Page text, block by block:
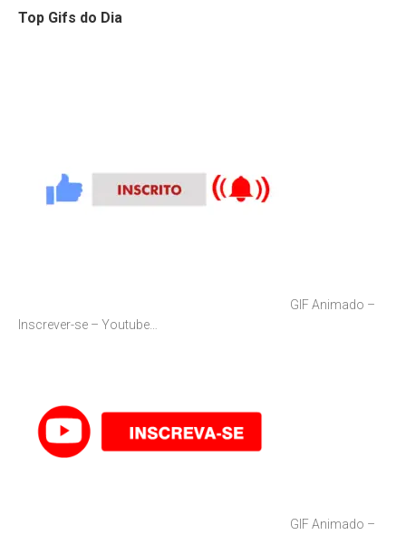
Top Gifs do Dia
GIF Animado –
Inscrever-se – Youtube…
GIF Animado –